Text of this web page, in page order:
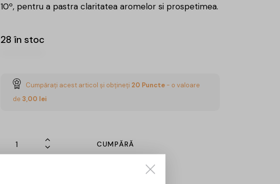
10º, pentru a pastra claritatea aromelor si prospetimea.
28 în stoc
Cumpărați acest articol și obțineți 20 Puncte - o valoare
de 3,00 lei
CUMPĂRĂ